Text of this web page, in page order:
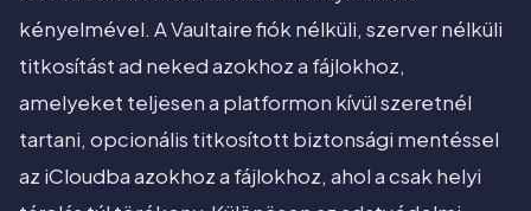
kényelmével. A Vaultaire fiók nélküli, szerver nélküli
titkosítást ad neked azokhoz a fájlokhoz,
amelyeket teljesen a platformon kívül szeretnél
tartani, opcionális titkosított biztonsági mentéssel
az iCloudba azokhoz a fájlokhoz, ahol a csak helyi